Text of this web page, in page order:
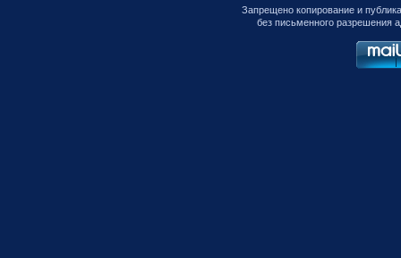
Запрещено копирование и
без письменного разрешения